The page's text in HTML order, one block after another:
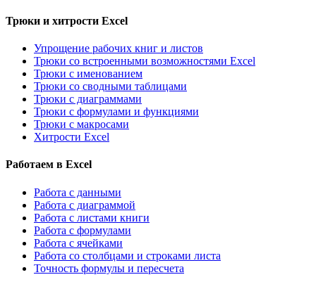
Трюки и хитрости Excel
Упрощение рабочих книг и листов
Трюки со встроенными возможностями Excel
Трюки с именованием
Трюки со сводными таблицами
Трюки с диаграммами
Трюки с формулами и функциями
Трюки с макросами
Хитрости Excel
Работаем в Excel
Работа с данными
Работа с диаграммой
Работа с листами книги
Работа с формулами
Работа с ячейками
Работа со столбцами и строками листа
Точность формулы и пересчета